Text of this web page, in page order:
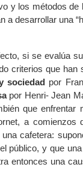
y los métodos de
a desarrollar una
si se evalúa
criterios que han
sociedad por
por Henri- Jean
que enfrentar
a
cafetera:
público, y que
entonces una